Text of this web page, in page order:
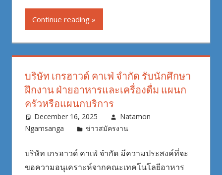
Continue reading
บริษัท เกรฮาวด์ คาเฟ่ จำกัด รับนักศึกษา
ฝึกงาน ฝ่ายอาหารและเครื่องดื่ม แผนก
ครัวหรือแผนกบริการ
December 16, 2025
Natamon
Ngamsanga
ข่าวสมัครงาน
บริษัท เกรฮาวด์ คาเฟ่ จำกัด มีความประสงค์ที่จะ
ขอความอนุเคราะห์จากคณะเทคโนโลยีอาหาร